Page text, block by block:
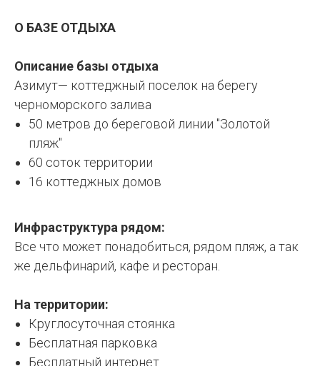
О БАЗЕ ОТДЫХА
Описание базы отдыха
Азимут— коттеджный поселок на берегу
черноморского залива
50 метров до береговой линии "Золотой
пляж"
60 соток территории
16 коттеджных домов
Инфраструктура рядом:
Все что может понадобиться, рядом пляж, а так
же дельфинарий, кафе и ресторан.
На территории:
Круглосуточная стоянка
Бесплатная парковка
Бесплатный интернет